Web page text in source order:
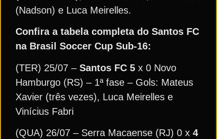
(Nadson) e Luca Meirelles.
Confira a tabela completa do Santos FC
na Brasil Soccer Cup Sub-16:
(TER) 25/07 – Santos FC 5 x 0 Novo
Hamburgo (RS) – 1ª fase – Gols: Mateus
Xavier (três vezes), Luca Meirelles e
Vinícius Fabri
(QUA) 26/07 – Serra Macaense (RJ) 0 x 4